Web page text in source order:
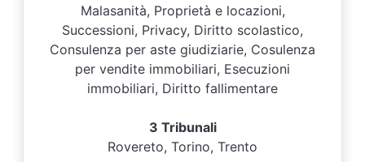
Malasanità, Proprietà e locazioni,
Successioni, Privacy, Diritto scolastico,
Consulenza per aste giudiziarie, Cosulenza
per vendite immobiliari, Esecuzioni
immobiliari, Diritto fallimentare
3 Tribunali
Rovereto, Torino, Trento